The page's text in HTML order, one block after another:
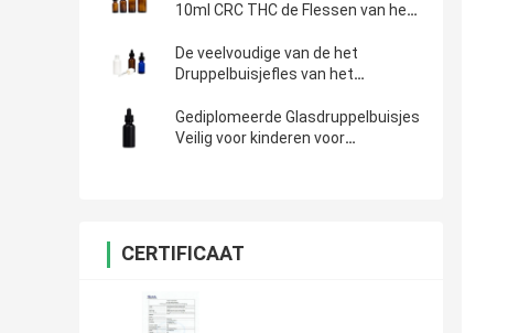
10ml CRC THC de Flessen van het
De veelvoudige van de het
Druppelbuisjefles van het
kinderen van het de Etherische
oliedruppelbuisje
Gediplomeerde Glasdruppelbuisjes
Veilig voor kinderen voor
CERTIFICAAT